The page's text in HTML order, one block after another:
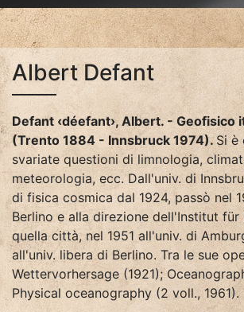
Albert Defant
Defant ‹déefant›, Albert. - Geofisico
(Trento 1884 - Innsbruck 1974).Si è
svariate questioni di limnologia,
meteorologia, ecc. Dall'univ. di
di fisica cosmica dal 1924, passò nel
Berlino e alla direzione dell'Institut für
quella città, nel 1951 all'univ. di
all'univ. libera di Berlino. Tra le sue
Wettervorhersage (1921);
Physical oceanography (2 voll., 1961).